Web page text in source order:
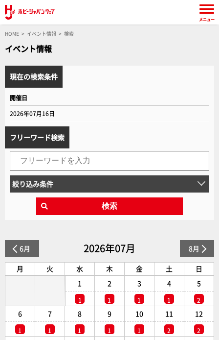
HOME イベント情報 検索
イベント情報
現在の検索条件
開催日
2026年07月16日
フリーワード検索
絞り込み条件
検索
6月 2026年07月 8月
月 火 水 木 金 土
日
1
1
2
1
3
1
4
1
5
2
6
1
7
1
8
1
9
1
10
1
11
2
12
2
メニュー